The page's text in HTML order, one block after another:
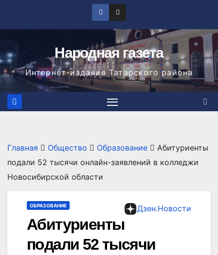
Народная газета
Интернет-издание Татарского района
Главная Общество Образование
Абитуриенты
подали 52 тысячи онлайн-заявлений в колледжи
Новосибирской области
Дзен.Новости
ОБРАЗОВАНИЕ
Абитуриенты
подали 52 тысячи